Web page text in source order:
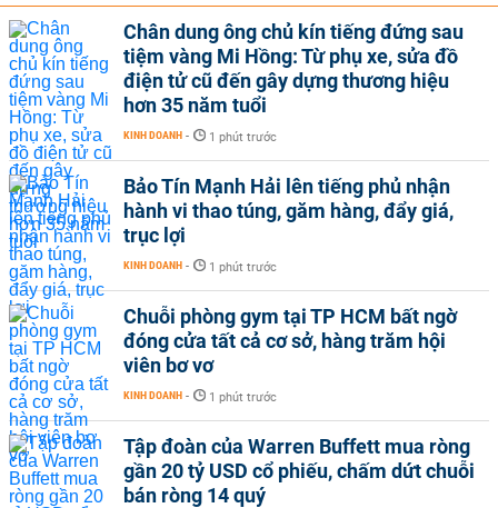
Chân dung ông chủ kín tiếng đứng sau
tiệm vàng Mi Hồng: Từ phụ xe, sửa đồ
điện tử cũ đến gây dựng thương hiệu
hơn 35 năm tuổi
KINH DOANH - 1 phút trước
Bảo Tín Mạnh Hải lên tiếng phủ nhận
hành vi thao túng, găm hàng, đẩy giá,
trục lợi
KINH DOANH - 1 phút trước
Chuỗi phòng gym tại TP HCM bất ngờ
đóng cửa tất cả cơ sở, hàng trăm hội
viên bơ vơ
KINH DOANH - 1 phút trước
Tập đoàn của Warren Buffett mua ròng
gần 20 tỷ USD cổ phiếu, chấm dứt chuỗi
bán ròng 14 quý